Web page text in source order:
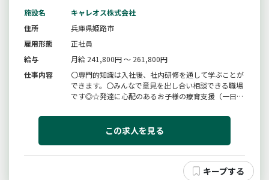
施設名
キャレオス株式会社
住所
兵庫県姫路市
雇用形態
正社員
給与
月給 241,800円 ～ 261,800円
仕事内容
〇専門的知識は入社後、社内研修を通して学ぶことが
できます。〇みんなで意見を出し合い相談できる職場
です◎☆発達に心配のあるお子様の療育支援（一日定
て運動や遊び、勉強などを一緒にし、活動支援や療育
指導、発達段階に応じて訓練や創作活動を行いま
この求人を見る